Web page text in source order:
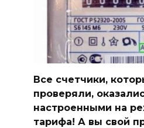
Все счетчики,
проверяли,
настроенными на
тарифа! А вы свой